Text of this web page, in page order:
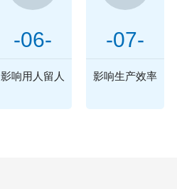
-06-
影响用人留人
-07-
影响生产效率